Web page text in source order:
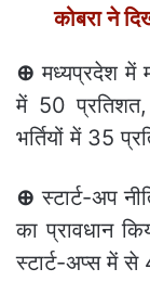
कोबरा ने
⊕ मध्यप्रदेश में
में 50
भर्तियों में 35
⊕ स्टार्ट-अप
का प्रावधान
स्टार्ट-अप्स में से